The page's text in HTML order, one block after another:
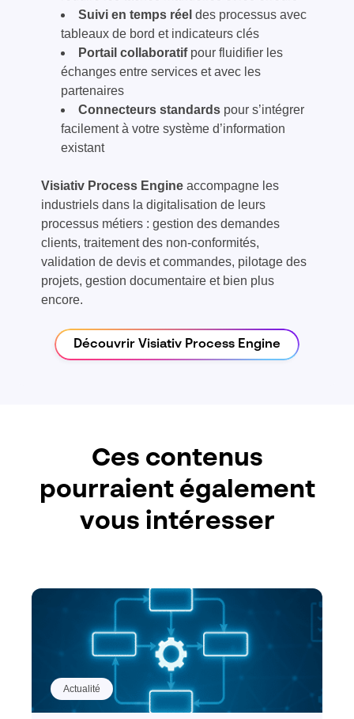
Suivi en temps réel des processus avec
tableaux de bord et indicateurs clés
Portail collaboratifpour fluidifier les
échanges entre services et avec les
partenaires
Connecteurs standards pour s’intégrer
facilement à votre système d’information
existant
Visiativ Process Engine accompagne les
industriels dans la digitalisation de leurs
processus métiers : gestion des demandes
clients, traitement des non-conformités,
validation de devis et commandes, pilotage des
projets, gestion documentaire et bien plus
encore.
Découvrir Visiativ Process Engine
Ces contenus
pourraient également
vous intéresser
Actualité